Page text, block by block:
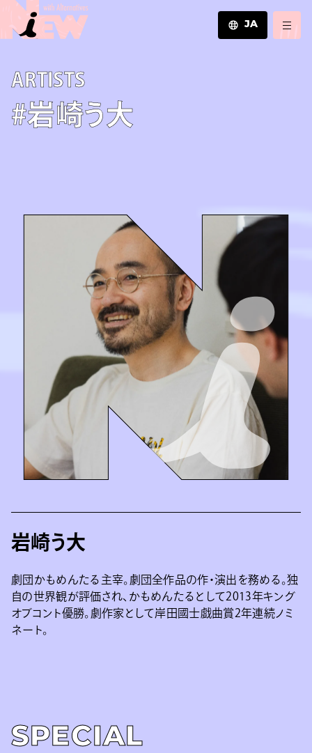
JA
A­R­T­I­S­T­S
#岩崎う大
岩崎う大
劇団かもめんたる主宰。劇団全作品の作・演出を務める。独
自の世界観が評価され、かもめんたるとして2013年キング
オブコント優勝。劇作家として岸田國士戯曲賞2年連続ノミ
ネート。
SPECIAL